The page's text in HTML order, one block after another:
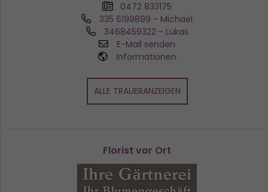
0472 833175
335 6199899 - Michael
3468459322 - Lukas
E-Mail senden
Informationen
ALLE TRAUERANZEIGEN
Florist vor Ort